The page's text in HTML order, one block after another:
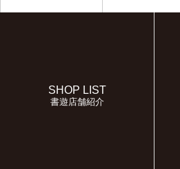
SHOP LIST
書遊店舗紹介